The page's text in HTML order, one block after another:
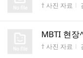
게시판명
† 사진 자료
MBTI 현장
게시판명
† 사진 자료